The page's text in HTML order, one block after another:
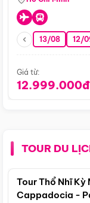
13/08 12/
Giá từ:
12.999.000đ
TOUR DU
Tour Thổ Nhĩ
Cappadocia -